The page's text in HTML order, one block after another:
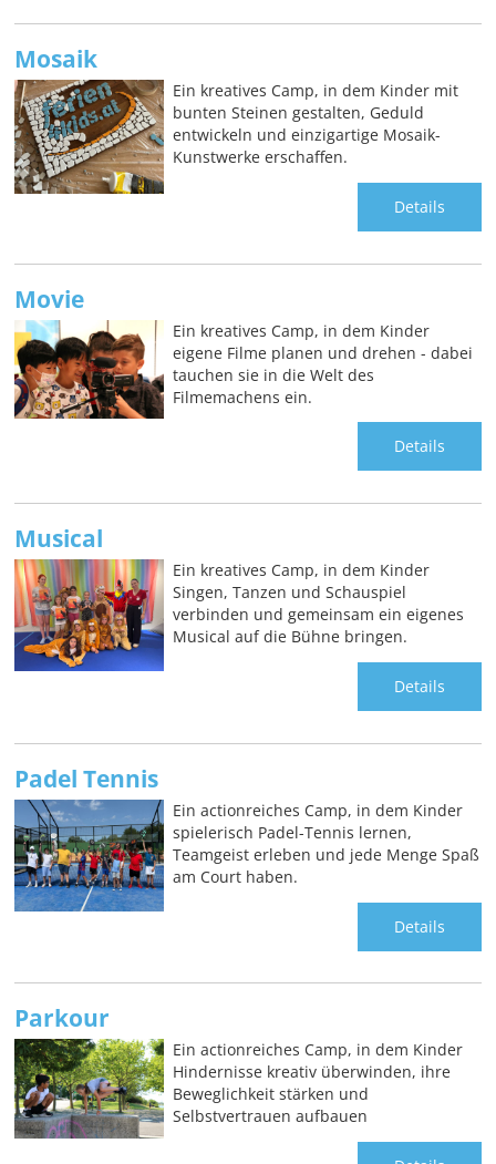
Mosaik
Ein kreatives Camp, in dem Kinder mit
bunten Steinen gestalten, Geduld
entwickeln und einzigartige Mosaik-
Kunstwerke erschaffen.
Details
Movie
Ein kreatives Camp, in dem Kinder
eigene Filme planen und drehen - dabei
tauchen sie in die Welt des
Filmemachens ein.
Details
Musical
Ein kreatives Camp, in dem Kinder
Singen, Tanzen und Schauspiel
verbinden und gemeinsam ein eigenes
Musical auf die Bühne bringen.
Details
Padel Tennis
Ein actionreiches Camp, in dem Kinder
spielerisch Padel-Tennis lernen,
Teamgeist erleben und jede Menge Spaß
am Court haben.
Details
Parkour
Ein actionreiches Camp, in dem Kinder
Hindernisse kreativ überwinden, ihre
Beweglichkeit stärken und
Selbstvertrauen aufbauen